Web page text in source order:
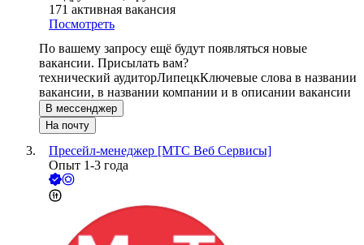
171 активная вакансия
Посмотреть
По вашему запросу ещё будут появляться новые
вакансии. Присылать вам?
технический аудиторЛипецкКлючевые слова в названии
вакансии, в названии компании и в описании вакансии
В мессенджер
На почту
Пресейл-менеджер [МТС Веб Сервисы]
Опыт 1-3 года